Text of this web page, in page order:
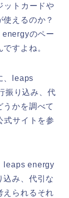
ットカードや
えるのか？
のペー
すよね。
、leaps
振り込み、代
うかを調べて
式サイトを参
leaps energy
込み、代引な
えられるそれ